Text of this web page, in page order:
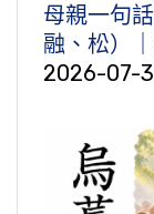
母親一句
融、松）
2026-07-